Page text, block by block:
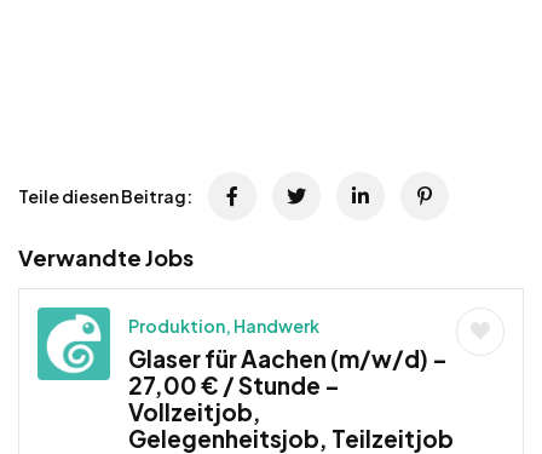
Teile diesen Beitrag:
Verwandte Jobs
Produktion, Handwerk
Glaser für Aachen (m/w/d) –
27,00 € / Stunde –
Vollzeitjob,
Gelegenheitsjob, Teilzeitjob